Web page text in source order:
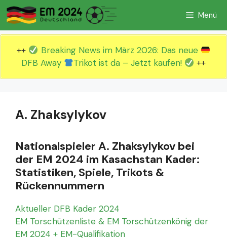
Zum
Inhalt
springen
Menü
++
Breaking News im März 2026: Das neue
DFB Away
Trikot ist da – Jetzt kaufen! ++
A. Zhaksylykov
Nationalspieler A. Zhaksylykov bei
der EM 2024 im Kasachstan Kader:
Statistiken, Spiele, Trikots &
Rückennummern
Aktueller DFB Kader 2024
EM Torschützenliste & EM Torschützenkönig der
EM 2024 + EM-Qualifikation